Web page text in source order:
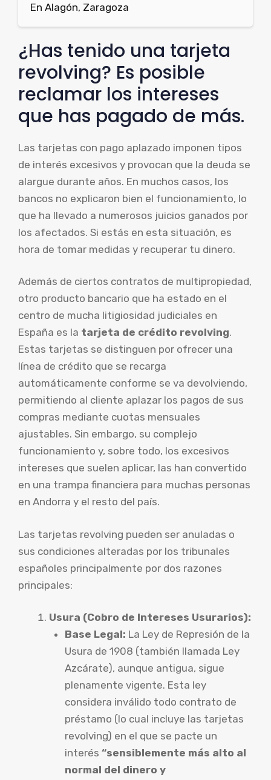
En Alagón, Zaragoza
¿Has tenido una tarjeta
revolving? Es posible
reclamar los intereses
que has pagado de más.
Las tarjetas con pago aplazado imponen tipos
de interés excesivos y provocan que la deuda se
alargue durante años. En muchos casos, los
bancos no explicaron bien el funcionamiento, lo
que ha llevado a numerosos juicios ganados por
los afectados. Si estás en esta situación, es
hora de tomar medidas y recuperar tu dinero.
Además de ciertos contratos de multipropiedad,
otro producto bancario que ha estado en el
centro de mucha litigiosidad judiciales en
España es la tarjeta de crédito revolving.
Estas tarjetas se distinguen por ofrecer una
línea de crédito que se recarga
automáticamente conforme se va devolviendo,
permitiendo al cliente aplazar los pagos de sus
compras mediante cuotas mensuales
ajustables. Sin embargo, su complejo
funcionamiento y, sobre todo, los excesivos
intereses que suelen aplicar, las han convertido
en una trampa financiera para muchas personas
en Andorra y el resto del país.
Las tarjetas revolving pueden ser anuladas o
sus condiciones alteradas por los tribunales
españoles principalmente por dos razones
principales:
Usura (Cobro de Intereses Usurarios):
Base Legal: La Ley de Represión de la
Usura de 1908 (también llamada Ley
Azcárate), aunque antigua, sigue
plenamente vigente. Esta ley
considera inválido todo contrato de
préstamo (lo cual incluye las tarjetas
revolving) en el que se pacte un
interés “sensiblemente más alto al
normal del dinero y